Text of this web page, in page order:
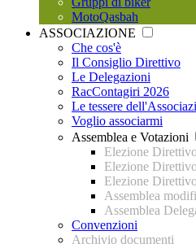
MotoQasbah
ASSOCIAZIONE
Che cos'è
Il Consiglio Direttivo
Le Delegazioni
RacContagiri 2026
Le tessere
Voglio associarmi
Assemblea e Votazioni
Elezione
Elezione
Elezione
Assemblea
Assemblea
Convenzioni
Archivio documenti